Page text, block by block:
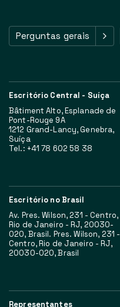
Perguntas gerais
Escritório Central - Suíça
Bâtiment Alto, Esplanade de
Pont-Rouge 9A
1212 Grand-Lancy, Genebra,
Suíça
Tel.: +41 78 602 58 38
Escritório no Brasil
Av. Pres. Wilson, 231 - Centro,
Rio de Janeiro - RJ, 20030-
020, Brasil. Pres. Wilson, 231 -
Centro, Rio de Janeiro - RJ,
20030-020, Brasil
Representantes